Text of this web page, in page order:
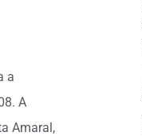
a
A
Amaral,